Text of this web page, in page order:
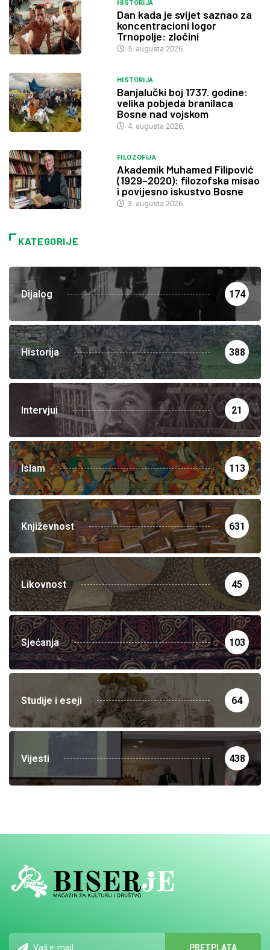
HISTORIJA
Dan kada je svijet saznao za
koncentracioni logor
Trnopolje: zločini
5. augusta 2026.
HISTORIJA
Banjalučki boj 1737. godine:
velika pobjeda branilaca
Bosne nad vojskom
4. augusta 2026.
FILOZOFIJA
Akademik Muhamed Filipović
(1929–2020): filozofska misao
i povijesno iskustvo Bosne
3. augusta 2026.
KATEGORIJE
Dijalog 174
Historija 388
Intervjui 21
Islam 113
Književnost 631
Likovnost 45
Sjećanja 103
Studije i eseji 64
Vijesti 438